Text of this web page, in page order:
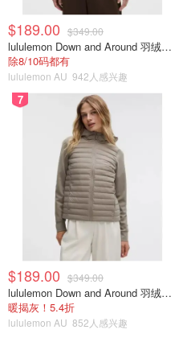
$189.00 $349.00
lululemon Down and Around 羽绒夹克
除8/10码都有
lululemon AU 942人感兴趣
7
$189.00 $349.00
lululemon Down and Around 羽绒夹克
暖揭灰！5.4折
lululemon AU 852人感兴趣